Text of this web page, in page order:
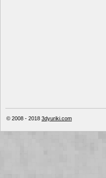
© 2008 - 2018 3dyuriki.com